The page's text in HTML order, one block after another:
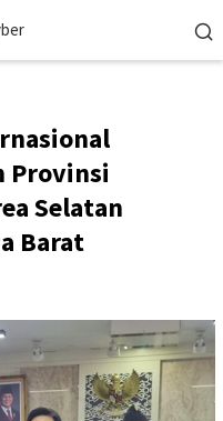
Provinsi
Selatan
Barat